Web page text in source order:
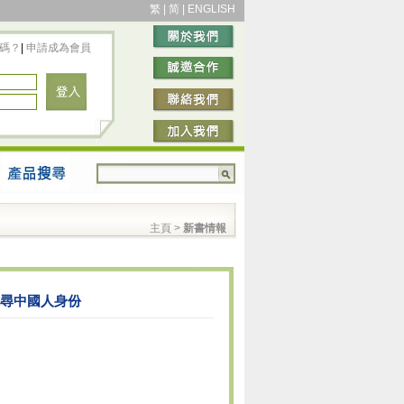
繁 简 ENGLISH
？ 申請成為會員
主頁 > 新書情報
中國人身份